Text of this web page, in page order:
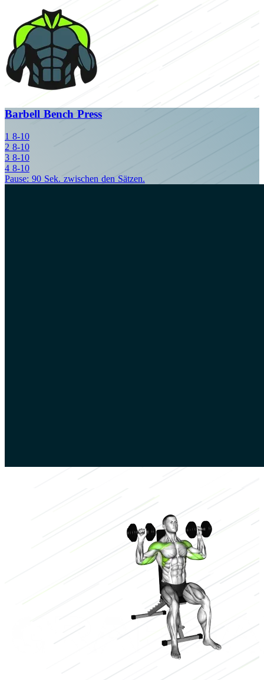
Barbell Bench Press
1 8-10
2 8-10
3 8-10
4 8-10
Pause: 90 Sek. zwischen den Sätzen.